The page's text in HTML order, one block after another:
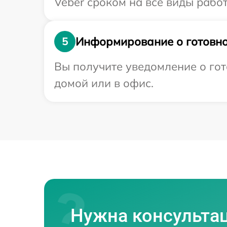
5
Информирование о
Вы получите уведомление о
домой или в офис.
Нужна